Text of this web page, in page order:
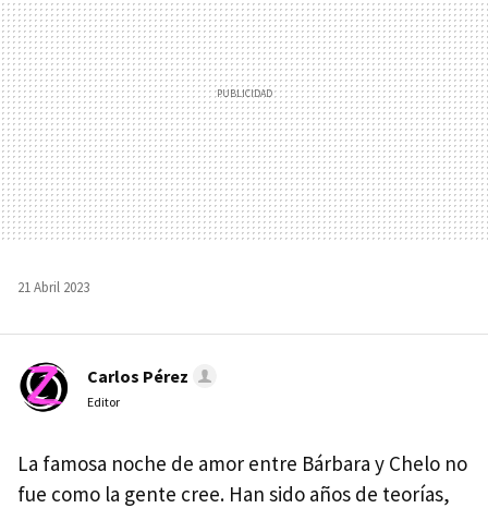
21 Abril 2023
Carlos Pérez
Editor
La famosa noche de amor entre Bárbara y Chelo no
fue como la gente cree. Han sido años de teorías,